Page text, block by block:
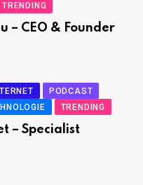
TRENDING
– CEO & Founder
PODCAST
TRENDING
– Specialist